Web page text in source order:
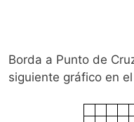
Borda a Punto de
siguiente gráfico en